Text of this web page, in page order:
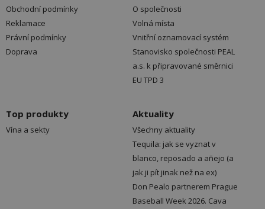
Obchodní podmínky
Reklamace
Právní podmínky
Doprava
O společnosti
Volná místa
Vnitřní oznamovací systém
Stanovisko společnosti PEAL
a.s. k připravované směrnici
EU TPD 3
Top produkty
Vína a sekty
Aktuality
Všechny aktuality
Tequila: jak se vyznat v
blanco, reposado a añejo (a
jak ji pít jinak než na ex)
Don Pealo partnerem Prague
Baseball Week 2026. Cava